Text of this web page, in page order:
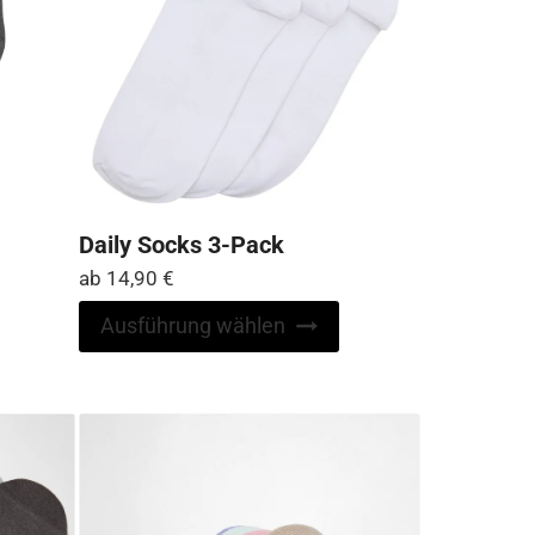
Die
Daily Socks 3-Pack
ab 14,90€
Ausführung wählen
Produkt